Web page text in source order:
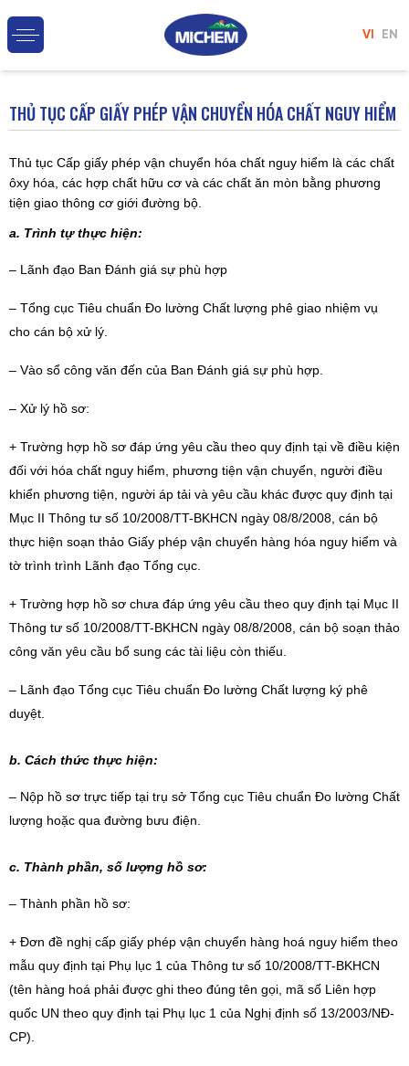
VI EN
THỦ TỤC CẤP GIẤY PHÉP VẬN CHUYỂN HÓA CHẤT NGUY HIỂM
Thủ tục Cấp giấy phép vận chuyển hóa chất nguy hiểm là các chất
ôxy hóa, các hợp chất hữu cơ và các chất ăn mòn bằng phương
tiện giao thông cơ giới đường bộ.
a. Trình tự thực hiện:
– Lãnh đạo Ban Đánh giá sự phù hợp
– Tổng cục Tiêu chuẩn Đo lường Chất lượng phê giao nhiệm vụ
cho cán bộ xử lý.
– Vào sổ công văn đến của Ban Đánh giá sự phù hợp.
– Xử lý hồ sơ:
+ Trường hợp hồ sơ đáp ứng yêu cầu theo quy định tại về điều kiện
đối với hóa chất nguy hiểm, phương tiện vận chuyển, người điều
khiển phương tiện, người áp tải và yêu cầu khác được quy định tại
Mục II Thông tư số 10/2008/TT-BKHCN ngày 08/8/2008, cán bộ
thực hiện soạn thảo Giấy phép vận chuyển hàng hóa nguy hiểm và
tờ trình trình Lãnh đạo Tổng cục.
+ Trường hợp hồ sơ chưa đáp ứng yêu cầu theo quy định tại Mục II
Thông tư số 10/2008/TT-BKHCN ngày 08/8/2008, cán bộ soạn thảo
công văn yêu cầu bổ sung các tài liệu còn thiếu.
– Lãnh đạo Tổng cục Tiêu chuẩn Đo lường Chất lượng ký phê
duyệt.
b. Cách thức thực hiện:
– Nộp hồ sơ trực tiếp tại trụ sở Tổng cục Tiêu chuẩn Đo lường Chất
lượng hoặc qua đường bưu điện.
c. Thành phần, số lượng hồ sơ:
– Thành phần hồ sơ:
+ Đơn đề nghị cấp giấy phép vận chuyển hàng hoá nguy hiểm theo
mẫu quy định tại Phụ lục 1 của Thông tư số 10/2008/TT-BKHCN
(tên hàng hoá phải được ghi theo đúng tên gọi, mã số Liên hợp
quốc UN theo quy định tại Phụ lục 1 của Nghị định số 13/2003/NĐ-
CP).